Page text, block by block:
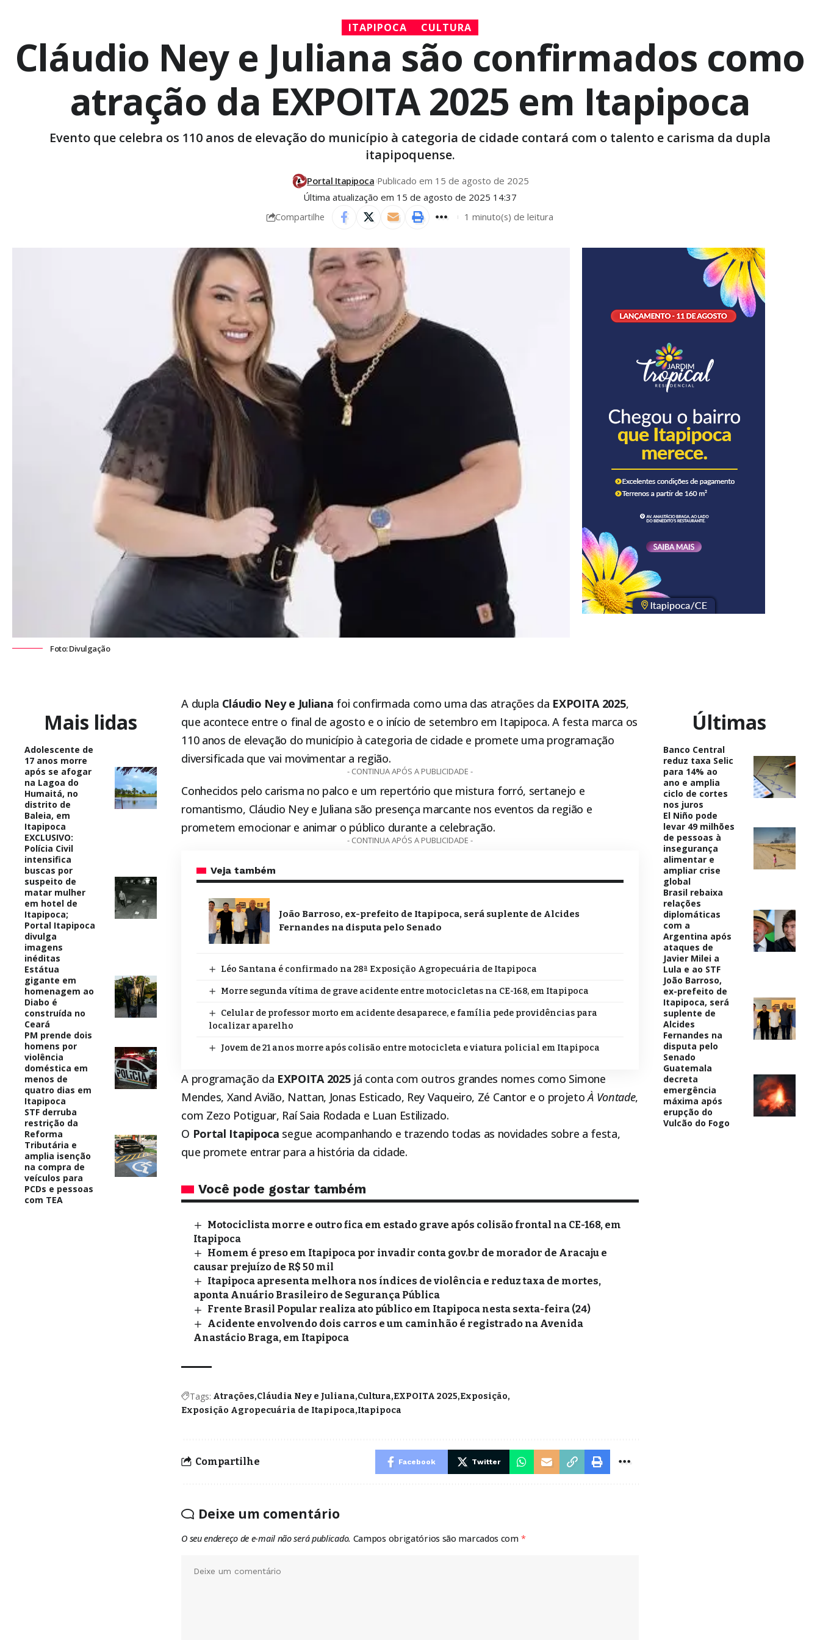
ITAPIPOCA CULTURA
Cláudio Ney e Juliana são confirmados como
atração da EXPOITA 2025 em Itapipoca
Evento que celebra os 110 anos de elevação do município à categoria de cidade contará com o talento e carisma da dupla
itapipoquense.
Última atualização em 15 de agosto de 2025 14:37
Portal Itapipoca Publicado em 15 de agosto de 2025
Compartilhe 1 minuto(s) de leitura
Foto: Divulgação
Mais lidas
Adolescente de
17 anos morre
após se afogar
na Lagoa do
Humaitá, no
distrito de
Baleia, em
Itapipoca
EXCLUSIVO:
Polícia Civil
intensifica
buscas por
suspeito de
matar mulher
em hotel de
Itapipoca;
Portal Itapipoca
divulga
imagens
inéditas
Estátua
gigante em
homenagem ao
Diabo é
construída no
Ceará
PM prende dois
homens por
violência
doméstica em
menos de
quatro dias em
Itapipoca
STF derruba
restrição da
Reforma
Tributária e
amplia isenção
na compra de
veículos para
PCDs e pessoas
com TEA
A dupla Cláudio Ney e Juliana foi confirmada como uma das atrações da EXPOITA 2025,
que acontece entre o final de agosto e o início de setembro em Itapipoca. A festa marca os
110 anos de elevação do município à categoria de cidade e promete uma programação
diversificada que vai movimentar a região.
- CONTINUA APÓS A PUBLICIDADE -
Conhecidos pelo carisma no palco e um repertório que mistura forró, sertanejo e
romantismo, Cláudio Ney e Juliana são presença marcante nos eventos da região e
prometem emocionar e animar o público durante a celebração.
- CONTINUA APÓS A PUBLICIDADE -
Veja também
João Barroso, ex-prefeito de Itapipoca, será suplente de Alcides
Fernandes na disputa pelo Senado
Léo Santana é confirmado na 28ª Exposição Agropecuária de Itapipoca
Morre segunda vítima de grave acidente entre motocicletas na CE-168, em Itapipoca
Celular de professor morto em acidente desaparece, e família pede providências para
localizar aparelho
Jovem de 21 anos morre após colisão entre motocicleta e viatura policial em Itapipoca
A programação da EXPOITA 2025já conta com outros grandes nomes como Simone
Mendes, Xand Avião, Nattan, Jonas Esticado, Rey Vaqueiro, Zé Cantor e o projetoÀ Vontade,
com Zezo Potiguar, Raí Saia Rodada e Luan Estilizado.
O Portal Itapipoca segue acompanhando e trazendo todas as novidades sobre a festa,
que promete entrar para a história da cidade.
Você pode gostar também
Motociclista morre e outro fica em estado grave após colisão frontal na CE-168, em
Itapipoca
Homem é preso em Itapipoca por invadir conta gov.br de morador de Aracaju e
causar prejuízo de R$ 50 mil
Itapipoca apresenta melhora nos índices de violência e reduz taxa de mortes,
aponta Anuário Brasileiro de Segurança Pública
Frente Brasil Popular realiza ato público em Itapipoca nesta sexta-feira (24)
Acidente envolvendo dois carros e um caminhão é registrado na Avenida
Anastácio Braga, em Itapipoca
Tags: Atrações Cláudia Ney e Juliana Cultura EXPOITA 2025 Exposição
Exposição Agropecuária de Itapipoca Itapipoca
Compartilhe Facebook Twitter
Deixe um comentário
O seu endereço de e-mail não será publicado. Campos obrigatórios são marcados com *
Últimas
Banco Central
reduz taxa Selic
para 14% ao
ano e amplia
ciclo de cortes
nos juros
El Niño pode
levar 49 milhões
de pessoas à
insegurança
alimentar e
ampliar crise
global
Brasil rebaixa
relações
diplomáticas
com a
Argentina após
ataques de
Javier Milei a
Lula e ao STF
João Barroso,
ex-prefeito de
Itapipoca, será
suplente de
Alcides
Fernandes na
disputa pelo
Senado
Guatemala
decreta
emergência
máxima após
erupção do
Vulcão do Fogo